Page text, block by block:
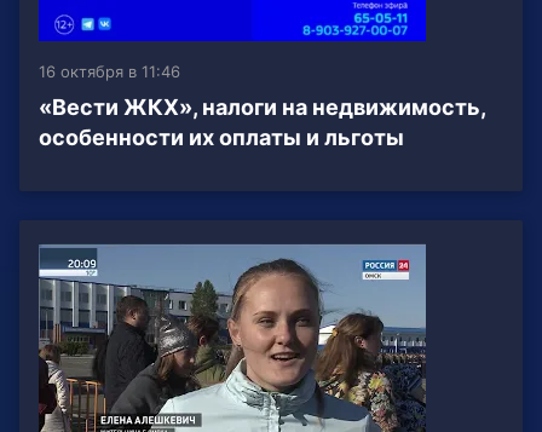
16 октября в 11:46
«Вести ЖКХ», налоги на недвижимость,
особенности их оплаты и льготы